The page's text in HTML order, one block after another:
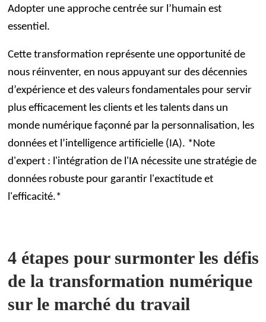
Adopter une approche centrée sur l’humain est
essentiel.
Cette transformation représente une opportunité de
nous réinventer, en nous appuyant sur des décennies
d’expérience et des valeurs fondamentales pour servir
plus efficacement les clients et les talents dans un
monde numérique façonné par la personnalisation, les
données et l’intelligence artificielle (IA). *Note
d'expert : l'intégration de l'IA nécessite une stratégie de
données robuste pour garantir l'exactitude et
l'efficacité.*
4 étapes pour surmonter les défis
de la transformation numérique
sur le marché du travail